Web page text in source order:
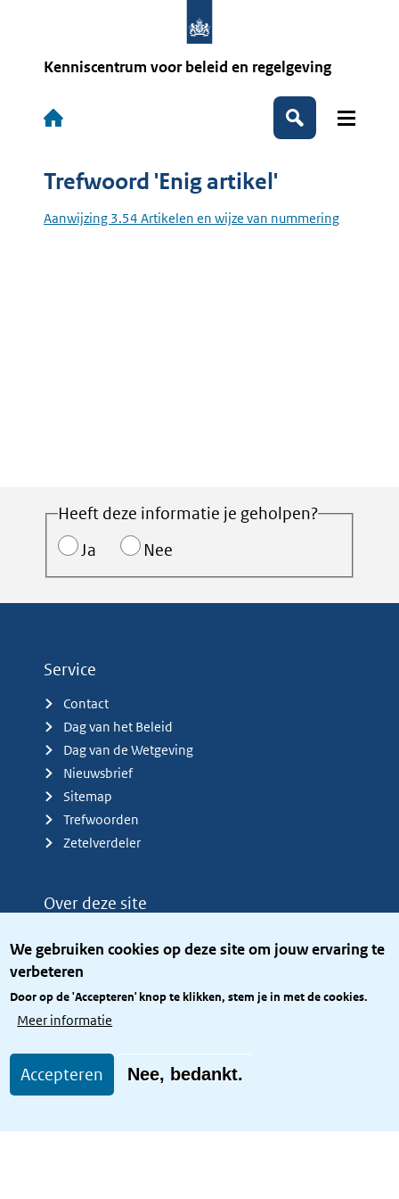
We gebruiken cookies op deze site om jouw ervaring te
verbeteren
Door op de 'Accepteren' knop te klikken, stem je in met de cookies.
Meer informatie
Accepteren Nee, bedankt.
Kenniscentrum voor beleid en regelgeving
Hoofdnavigatie
Zoeken
Trefwoord 'Enig artikel'
Aanwijzing 3.54 Artikelen en wijze van nummering
Heeft deze informatie je geholpen?
Ja
Nee
Service
Contact
Dag van het Beleid
Dag van de Wetgeving
Nieuwsbrief
Sitemap
Trefwoorden
Zetelverdeler
Over deze site
Privacy
Toegang site openbaar
Toegankelijkheid